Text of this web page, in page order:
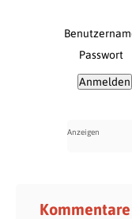
Passwort
Kommentare